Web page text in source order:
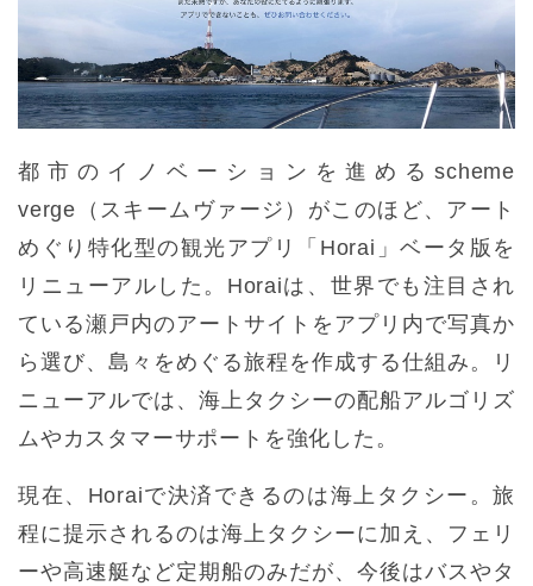
都市のイノベーションを進めるscheme
verge（スキームヴァージ）がこのほど、アート
めぐり特化型の観光アプリ「Horai」ベータ版を
リニューアルした。Horaiは、世界でも注目され
ている瀬戸内のアートサイトをアプリ内で写真か
ら選び、島々をめぐる旅程を作成する仕組み。リ
ニューアルでは、海上タクシーの配船アルゴリズ
ムやカスタマーサポートを強化した。
現在、Horaiで決済できるのは海上タクシー。旅
程に提示されるのは海上タクシーに加え、フェリ
ーや高速艇など定期船のみだが、今後はバスやタ